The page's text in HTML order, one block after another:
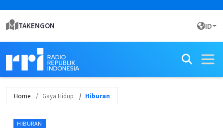
TAKENGON ID
Home Gaya Hidup Hiburan
HIBURAN